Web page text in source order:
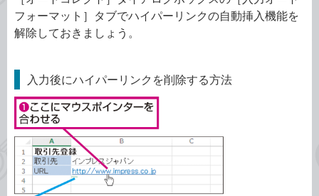
フォーマット］タブでハイパーリンクの自動挿入機能を
解除しておきましょう。
入力後にハイパーリンクを削除する方法